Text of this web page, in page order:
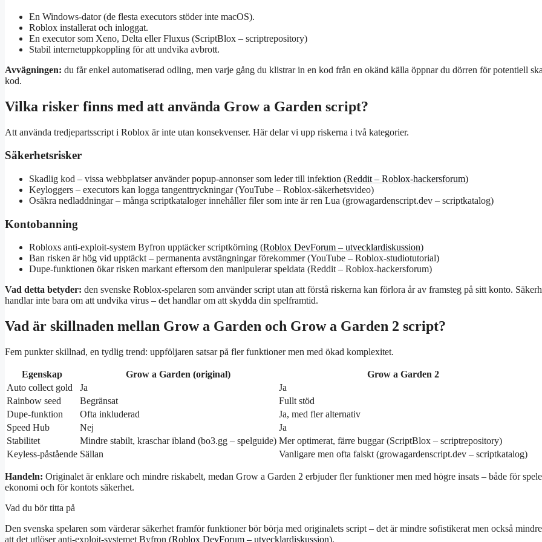
En Windows-dator (de flesta executors stöder inte macOS).
Roblox installerat och inloggat.
En executor som Xeno, Delta eller Fluxus (ScriptBlox – scriptrepository)
Stabil internetuppkoppling för att undvika avbrott.
Avvägningen: du får enkel automatiserad odling, men varje gång du klistrar in en kod från en okänd källa öppnar du dörren för potentiell
kod.
Vilka risker finns med att använda Grow a Garden script?
Att använda tredjepartsscript i Roblox är inte utan konsekvenser. Här delar vi upp riskerna i två kategorier.
Säkerhetsrisker
Skadlig kod – vissa webbplatser använder popup-annonser som leder till infektion (Reddit – Roblox-hackersforum)
Keyloggers – executors kan logga tangenttryckningar (YouTube – Roblox-säkerhetsvideo)
Osäkra nedladdningar – många scriptkataloger innehåller filer som inte är ren Lua (growagardenscript.dev – scriptkatalog)
Kontobanning
Robloxs anti-exploit-system Byfron upptäcker scriptkörning (Roblox DevForum – utvecklardiskussion)
Ban risken är hög vid upptäckt – permanenta avstängningar förekommer (YouTube – Roblox-studiotutorial)
Dupe-funktionen ökar risken markant eftersom den manipulerar speldata (Reddit – Roblox-hackersforum)
Vad detta betyder: den svenske Roblox-spelaren som använder script utan att förstå riskerna kan förlora år av framsteg på sitt konto.
handlar inte bara om att undvika virus – det handlar om att skydda din spelframtid.
Vad är skillnaden mellan Grow a Garden och Grow a Garden 2 script?
Fem punkter skillnad, en tydlig trend: uppföljaren satsar på fler funktioner men med ökad komplexitet.
Egenskap Grow a Garden (original)
Grow a Garden 2
Auto collect gold
Ja
Ja
Rainbow seed
Begränsat
Fullt stöd
Dupe-funktion
Ofta inkluderad
Ja, med fler alternativ
Speed Hub
Nej
Ja
Stabilitet
Mindre stabilt, kraschar ibland (bo3.gg – spelguide) Mer optimerat, färre buggar (ScriptBlox – scriptrepository)
Keyless-påstående Sällan Vanligare men ofta falskt (growagardenscript.dev – scriptkatalog)
Handeln: Originalet är enklare och mindre riskabelt, medan Grow a Garden 2 erbjuder fler funktioner men med högre insats – både för
ekonomi och för kontots säkerhet.
Vad du bör titta på
Den svenska spelaren som värderar säkerhet framför funktioner bör börja med originalets script – det är mindre sofistikerat men också
att det utlöser anti-exploit-systemet Byfron (Roblox DevForum – utvecklardiskussion).